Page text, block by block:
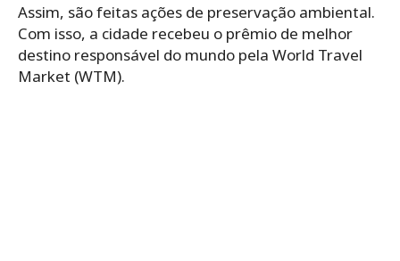
Assim, são feitas ações de preservação ambiental.
Com isso, a cidade recebeu o prêmio de melhor
destino responsável do mundo pela World Travel
Market (WTM).